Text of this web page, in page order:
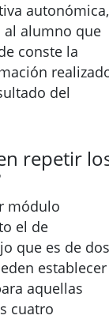
autonómica,
al alumno que
conste la
del
repetir
módulo
el de
que es de
establecer
aquellas
cuatro